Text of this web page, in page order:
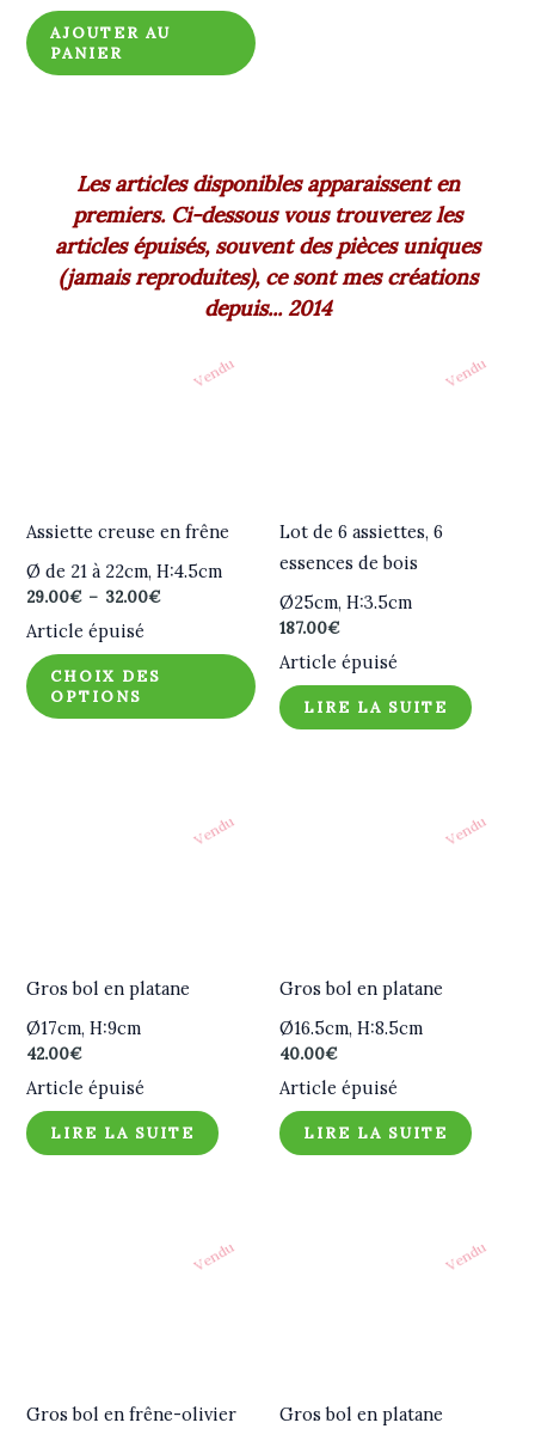
AJOUTER AU
PANIER
Les articles disponibles apparaissent en
premiers. Ci-dessous vous trouverez les
articles épuisés, souvent des pièces uniques
(jamais reproduites), ce sont mes créations
depuis... 2014
Vendu
Assiette creuse en frêne
Ø de 21 à 22cm, H:4.5cm
29.00€ – 32.00€Plage
29.00€
Article épuisé
CHOIX DES
OPTIONS
Vendu
Lot de 6 assiettes, 6
essences de bois
Ø25cm, H:3.5cm
187.00€
Article épuisé
LIRE LA SUITE
Vendu
Gros bol en platane
Ø17cm, H:9cm
42.00€
Article épuisé
LIRE LA SUITE
Vendu
Gros bol en platane
Ø16.5cm, H:8.5cm
40.00€
Article épuisé
LIRE LA SUITE
Vendu
Gros bol en frêne-olivier
Vendu
Gros bol en platane